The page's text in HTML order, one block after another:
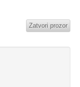
Zatvori prozor